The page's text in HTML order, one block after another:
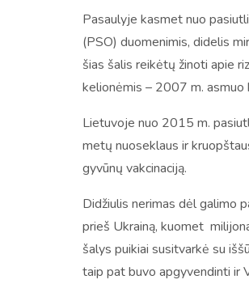
Pasaulyje kasmet nuo
(PSO) duomenimis, didelis
šias šalis reikėtų žinoti apie
kelionėmis – 2007 m. asmuo
Lietuvoje nuo 2015 m.
metų nuoseklaus ir
gyvūnų vakcinaciją.
Didžiulis nerimas dėl galimo
prieš Ukrainą, kuomet
šalys puikiai susitvarkė su
taip pat buvo apgyvendinti ir